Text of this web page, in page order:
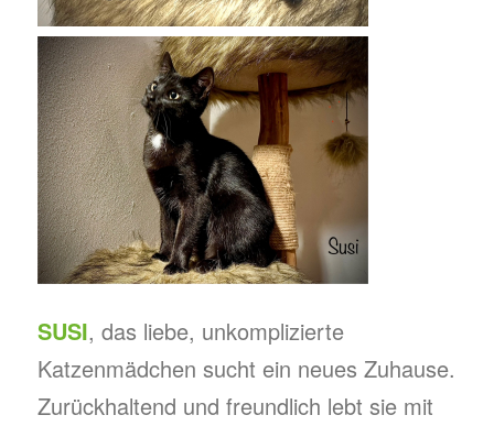
SUSI, das liebe, unkomplizierte
Katzenmädchen sucht ein neues Zuhause.
Zurückhaltend und freundlich lebt sie mit